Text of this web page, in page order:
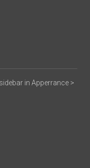
in Apperrance >